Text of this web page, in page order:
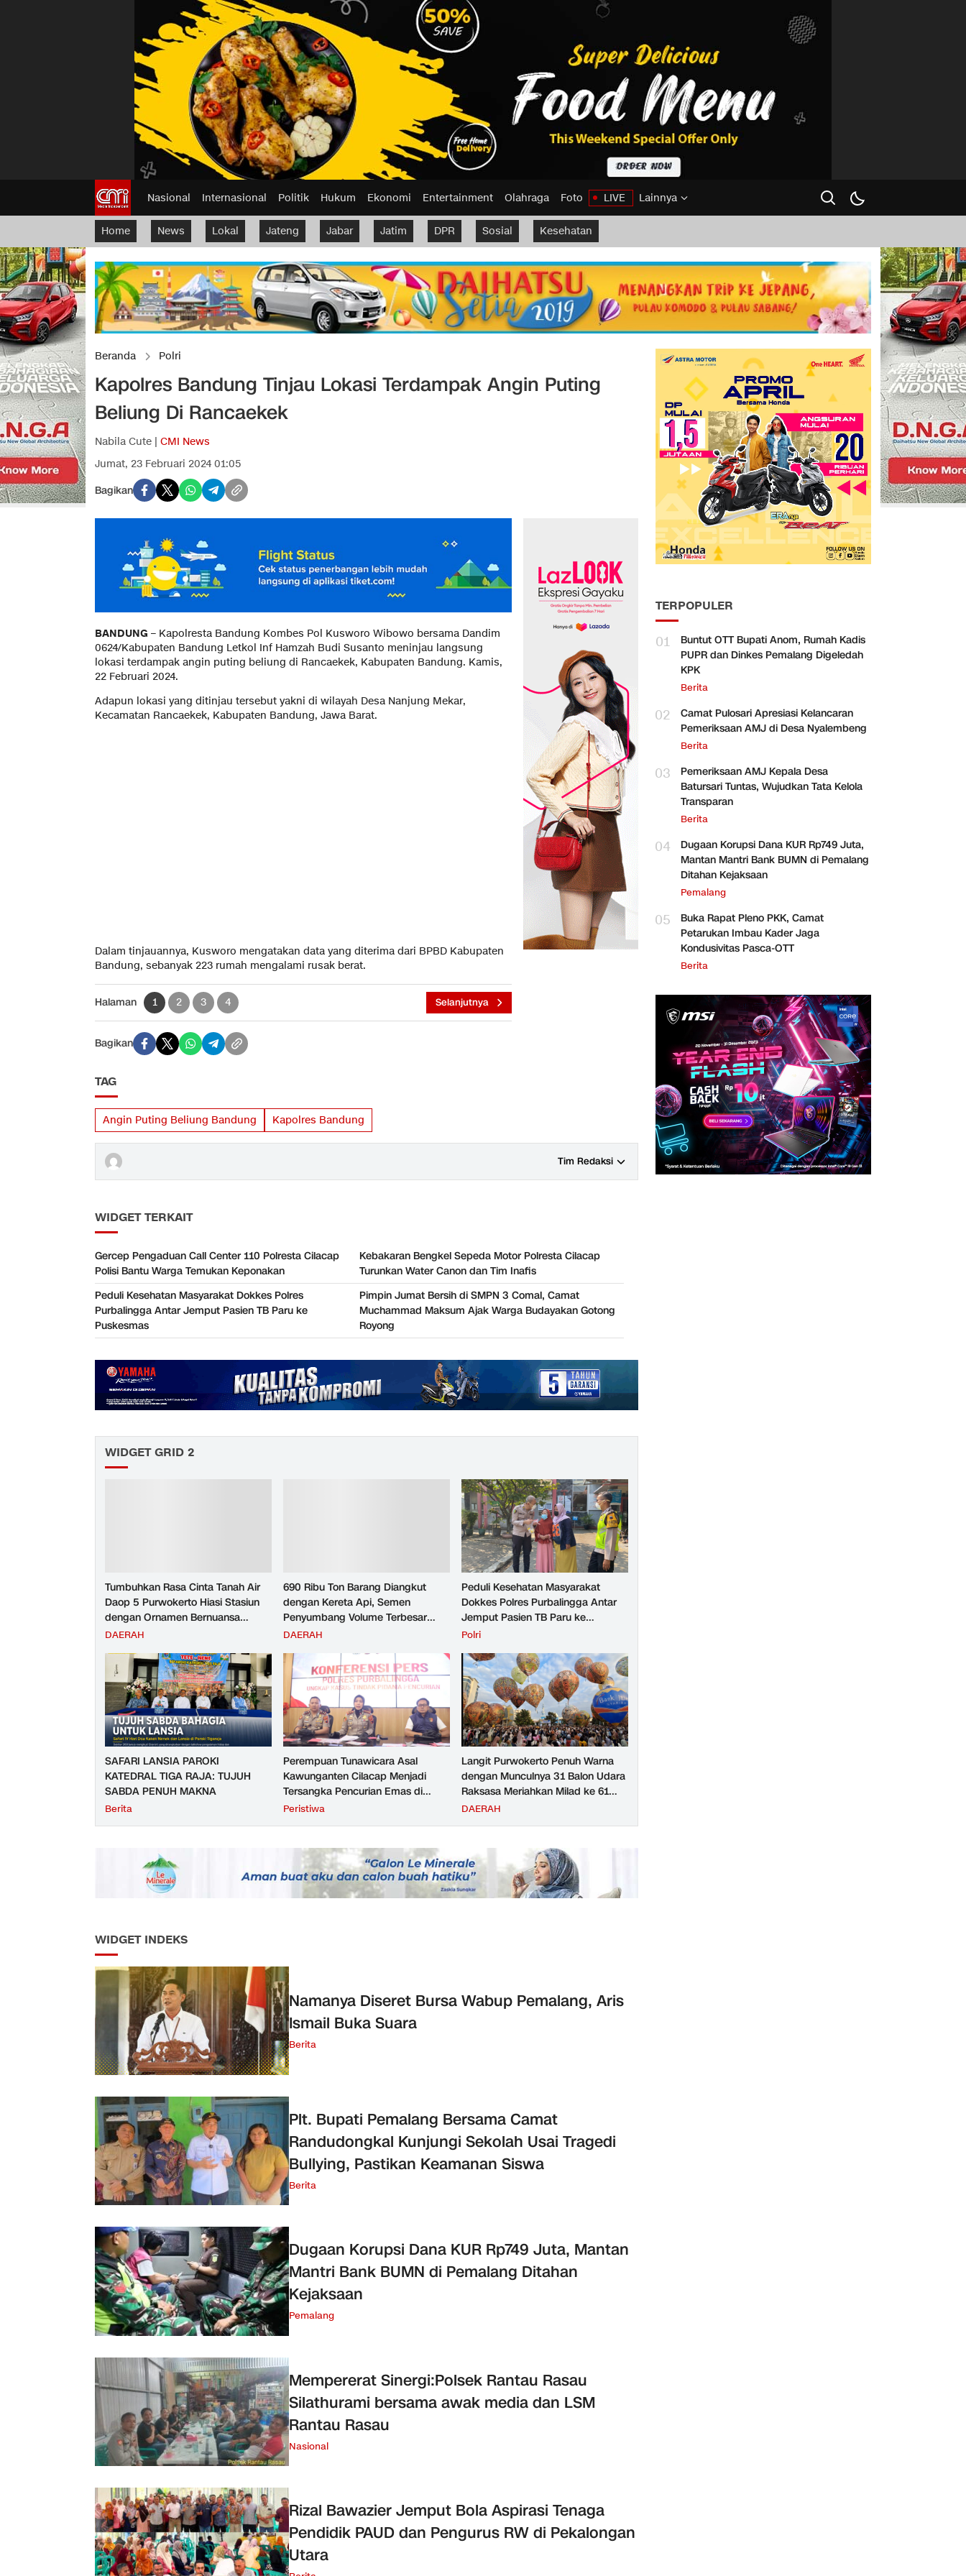
Nasional Internasional Politik Hukum Ekonomi Entertainment Olahraga Foto LIVE Lainnya
Home News Lokal Jateng Jabar Jatim DPR Sosial Kesehatan
Beranda Polri
Kapolres Bandung Tinjau Lokasi Terdampak Angin Puting
Beliung Di Rancaekek
Nabila Cute | CMI News
Jumat, 23 Februari 2024 01:05
Bagikan
BANDUNG – Kapolresta Bandung Kombes Pol Kusworo Wibowo bersama Dandim
0624/Kabupaten Bandung Letkol Inf Hamzah Budi Susanto meninjau langsung
lokasi terdampak angin puting beliung di Rancaekek, Kabupaten Bandung. Kamis,
22 Februari 2024.
Adapun lokasi yang ditinjau tersebut yakni di wilayah Desa Nanjung Mekar,
Kecamatan Rancaekek, Kabupaten Bandung, Jawa Barat.
Dalam tinjauannya, Kusworo mengatakan data yang diterima dari BPBD Kabupaten
Bandung, sebanyak 223 rumah mengalami rusak berat.
Halaman 1 2 3 4 Selanjutnya
Bagikan
TAG
Angin Puting Beliung Bandung Kapolres Bandung
Tim Redaksi
WIDGET TERKAIT
Gercep Pengaduan Call Center 110 Polresta Cilacap
Polisi Bantu Warga Temukan Keponakan
Kebakaran Bengkel Sepeda Motor Polresta Cilacap
Turunkan Water Canon dan Tim Inafis
Peduli Kesehatan Masyarakat Dokkes Polres
Purbalingga Antar Jemput Pasien TB Paru ke
Puskesmas
Pimpin Jumat Bersih di SMPN 3 Comal, Camat
Muchammad Maksum Ajak Warga Budayakan Gotong
Royong
WIDGET GRID 2
Tumbuhkan Rasa Cinta Tanah Air
Daop 5 Purwokerto Hiasi Stasiun
dengan Ornamen Bernuansa
Merah Putih
DAERAH
690 Ribu Ton Barang Diangkut
dengan Kereta Api, Semen
Penyumbang Volume Terbesar
Angkutan Barang KAI Daop 5
Tahun 2026
DAERAH
Peduli Kesehatan Masyarakat
Dokkes Polres Purbalingga Antar
Jemput Pasien TB Paru ke
Puskesmas
Polri
SAFARI LANSIA PAROKI
KATEDRAL TIGA RAJA: TUJUH
SABDA PENUH MAKNA
Berita
Perempuan Tunawicara Asal
Kawunganten Cilacap Menjadi
Tersangka Pencurian Emas di
Purbalingga
Peristiwa
Langit Purwokerto Penuh Warna
dengan Munculnya 31 Balon Udara
Raksasa Meriahkan Milad ke 61
UMP Sedot Ribuan Warga
DAERAH
WIDGET INDEKS
Namanya Diseret Bursa Wabup Pemalang, Aris
Ismail Buka Suara
Berita
Plt. Bupati Pemalang Bersama Camat
Randudongkal Kunjungi Sekolah Usai Tragedi
Bullying, Pastikan Keamanan Siswa
Berita
Dugaan Korupsi Dana KUR Rp749 Juta, Mantan
Mantri Bank BUMN di Pemalang Ditahan
Kejaksaan
Pemalang
Mempererat Sinergi:Polsek Rantau Rasau
Silathurami bersama awak media dan LSM
Rantau Rasau
Nasional
Rizal Bawazier Jemput Bola Aspirasi Tenaga
Pendidik PAUD dan Pengurus RW di Pekalongan
Utara
TERPOPULER
01
Buntut OTT Bupati Anom, Rumah Kadis
PUPR dan Dinkes Pemalang Digeledah
KPK
Berita
02
Camat Pulosari Apresiasi Kelancaran
Pemeriksaan AMJ di Desa Nyalembeng
Berita
03
Pemeriksaan AMJ Kepala Desa
Batursari Tuntas, Wujudkan Tata Kelola
Transparan
Berita
04
Dugaan Korupsi Dana KUR Rp749 Juta,
Mantan Mantri Bank BUMN di Pemalang
Ditahan Kejaksaan
Pemalang
05
Buka Rapat Pleno PKK, Camat
Petarukan Imbau Kader Jaga
Kondusivitas Pasca-OTT
Berita